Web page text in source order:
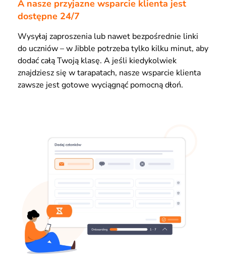
A nasze przyjazne wsparcie klienta jest
dostępne 24/7
Wysyłaj zaproszenia lub nawet bezpośrednie linki
do uczniów – w Jibble potrzeba tylko kilku minut, aby
dodać całą Twoją klasę. A jeśli kiedykolwiek
znajdziesz się w tarapatach, nasze wsparcie klienta
zawsze jest gotowe wyciągnąć pomocną dłoń.